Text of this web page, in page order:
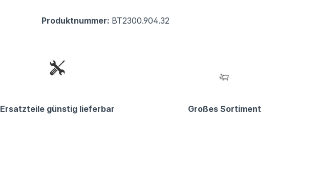
Produktnummer: BT2300.904.32
Ersatzteile günstig lieferbar Großes Sortiment